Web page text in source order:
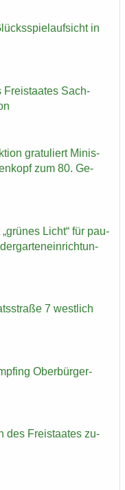
in
Frei­staa­tes Sach­
gra­tu­liert Mi­nis­
zum 80. Ge­
Licht“ für pau­
7 west­lich
Ober­bür­ger­
des Frei­staa­tes zu­